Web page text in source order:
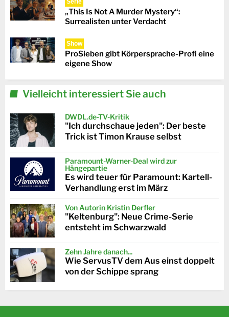
Serie
„This Is Not A Murder Mystery“:
Surrealisten unter Verdacht
Show
ProSieben gibt Körpersprache-Profi eine
eigene Show
Vielleicht interessiert Sie auch
DWDL.de-TV-Kritik
"Ich durchschaue jeden": Der beste
Trick ist Timon Krause selbst
Paramount-Warner-Deal wird zur
Hängepartie
Es wird teuer für Paramount: Kartell-
Verhandlung erst im März
Von Autorin Kristin Derfler
"Keltenburg": Neue Crime-Serie
entsteht im Schwarzwald
Zehn Jahre danach...
Wie ServusTV dem Aus einst doppelt
von der Schippe sprang